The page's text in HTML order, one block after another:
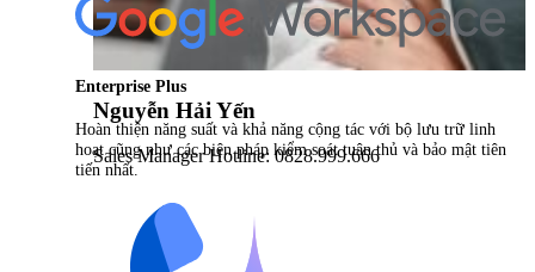
Nguyễn Hải Yến
Sales Manager Hotline: 0828.999.666
Enterprise Plus
Hoàn thiện năng suất và khả năng cộng tác với bộ lưu trữ linh
hoạt cũng như các biện pháp kiểm soát tuân thủ và bảo mật tiên
tiến nhất.